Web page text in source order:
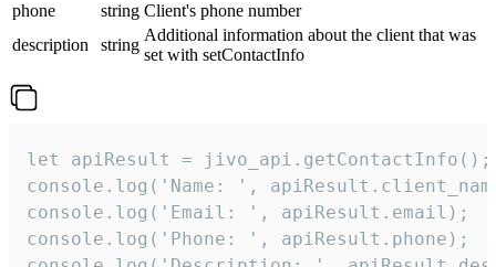
phone
string Client's phone number
description
string
Additional information about the client that was
set with setContactInfo
let apiResult = jivo_api.getContactInfo();
console.log('Name: ',
console.log('Email: ', apiResult.email);
console.log('Phone: ', apiResult.phone);